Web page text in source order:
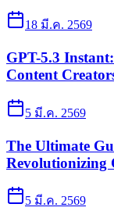
18 มี.ค. 2569
GPT-5.3
Content
5 มี.ค. 2569
The Ultimate
Revolutionizing
5 มี.ค. 2569